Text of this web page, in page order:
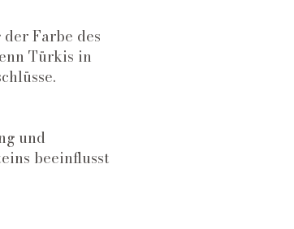
Farbe des
Türkis in
und
beeinflusst